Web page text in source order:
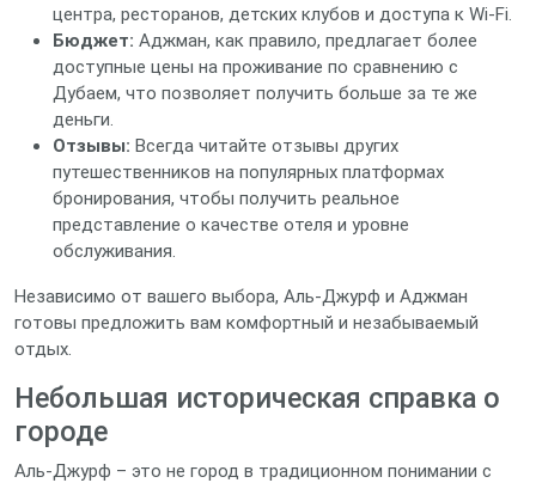
центра, ресторанов, детских клубов и доступа к Wi-Fi.
Бюджет: Аджман, как правило, предлагает более
доступные цены на проживание по сравнению с
Дубаем, что позволяет получить больше за те же
деньги.
Отзывы: Всегда читайте отзывы других
путешественников на популярных платформах
бронирования, чтобы получить реальное
представление о качестве отеля и уровне
обслуживания.
Независимо от вашего выбора, Аль-Джурф и Аджман
готовы предложить вам комфортный и незабываемый
отдых.
Небольшая историческая справка о
городе
Аль-Джурф – это не город в традиционном понимании с